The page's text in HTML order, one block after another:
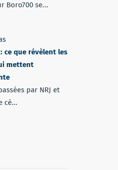
Boro700 se...
ce que révèlent les
mettent
par NRJ et
cé...